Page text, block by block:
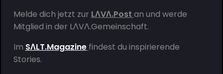
Melde dich jetzt zur LΛVΛ.Post an und werde
Mitglied in der LΛVΛ.Gemeinschaft.
Im SΛLT.Magazine findest du inspirierende
Stories.